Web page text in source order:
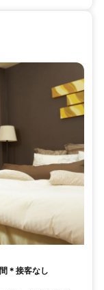
＊接客なし